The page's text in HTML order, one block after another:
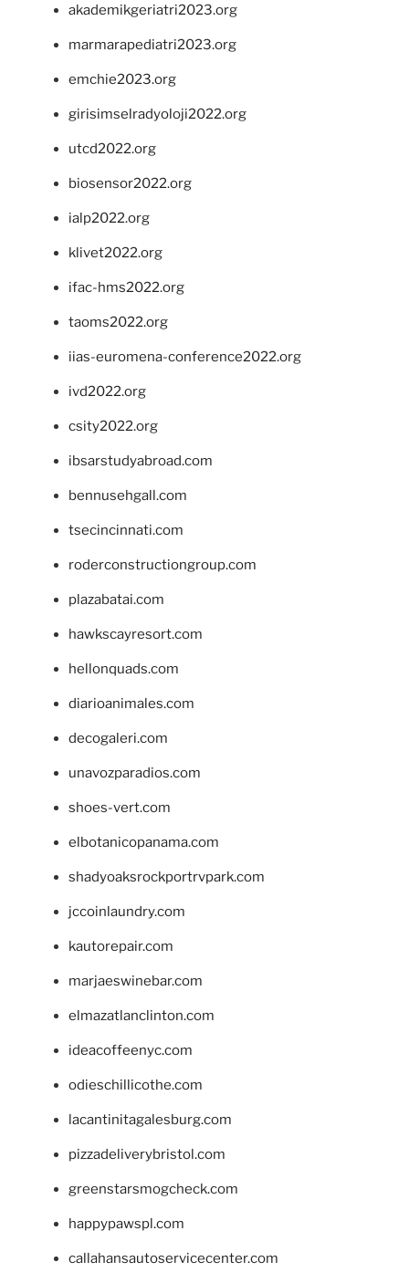
akademikgeriatri2023.org
marmarapediatri2023.org
emchie2023.org
girisimselradyoloji2022.org
utcd2022.org
biosensor2022.org
ialp2022.org
klivet2022.org
ifac-hms2022.org
taoms2022.org
iias-euromena-conference2022.org
ivd2022.org
csity2022.org
ibsarstudyabroad.com
bennusehgall.com
tsecincinnati.com
roderconstructiongroup.com
plazabatai.com
hawkscayresort.com
hellonquads.com
diarioanimales.com
decogaleri.com
unavozparadios.com
shoes-vert.com
elbotanicopanama.com
shadyoaksrockportrvpark.com
jccoinlaundry.com
kautorepair.com
marjaeswinebar.com
elmazatlanclinton.com
ideacoffeenyc.com
odieschillicothe.com
lacantinitagalesburg.com
pizzadeliverybristol.com
greenstarsmogcheck.com
happypawspl.com
callahansautoservicecenter.com